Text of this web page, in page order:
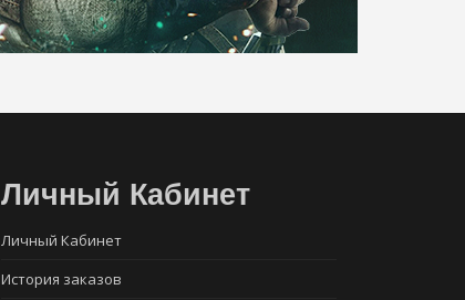
Личный Кабинет
Личный Кабинет
История заказов